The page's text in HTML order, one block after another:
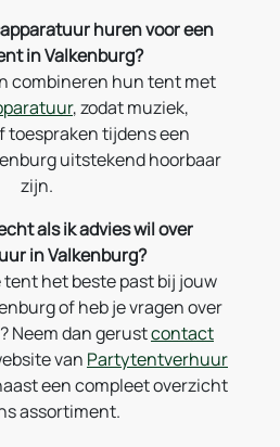
huren voor een
in Valkenburg?
combineren hun tent met
, zodat muziek,
toespraken tijdens een
uitstekend hoorbaar
zijn.
als ik advies wil over
in Valkenburg?
het beste past bij jouw
of heb je vragen over
Neem dan gerustcontact
van Partytentverhuur
een compleet overzicht
assortiment.